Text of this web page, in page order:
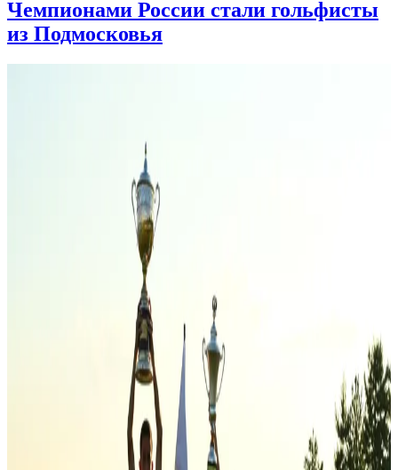
Чемпионами России стали гольфисты
из Подмосковья